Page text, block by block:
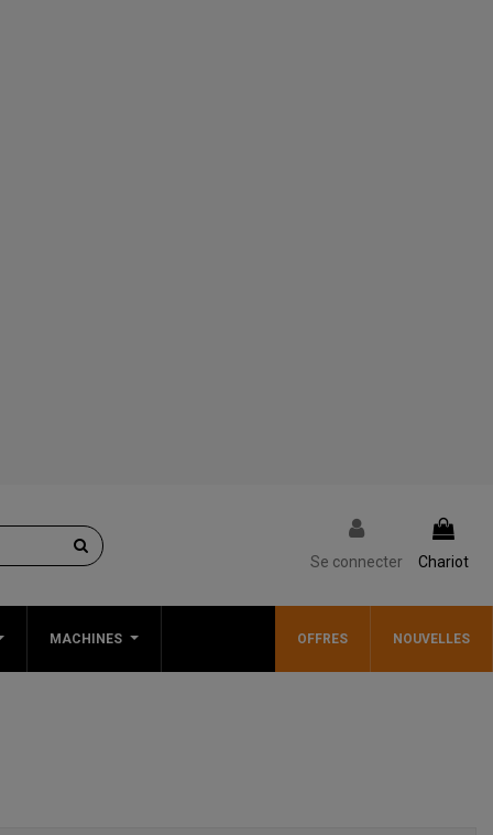
Se connecter Chariot
MACHINES OFFRES NOUVELLES